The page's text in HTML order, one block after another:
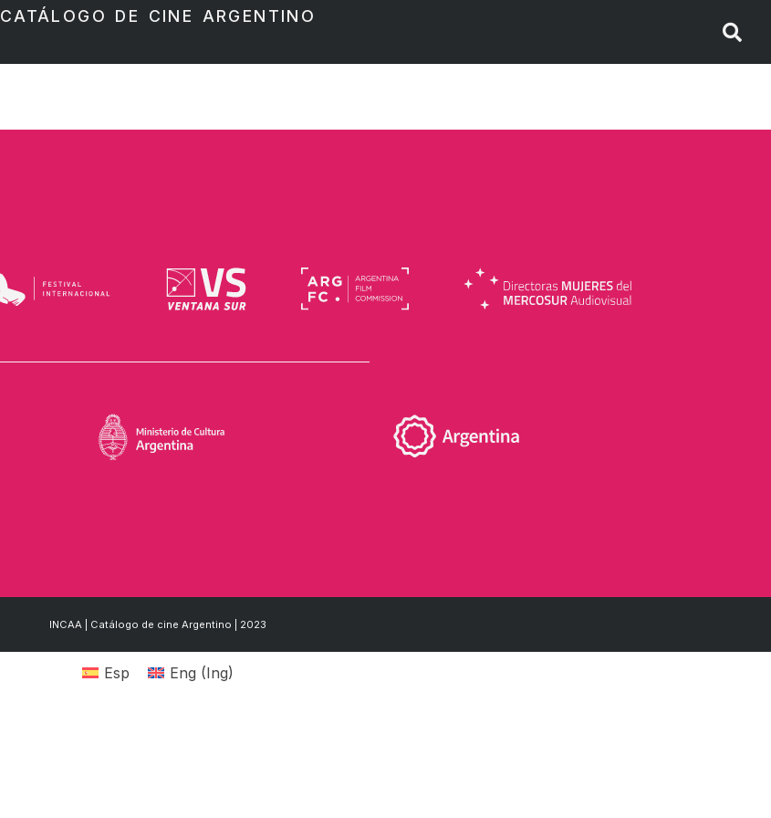
CATÁLOGO DE CINE ARGENTINO
INCAA | Catálogo de cine Argentino | 2023
Esp Eng (Ing)